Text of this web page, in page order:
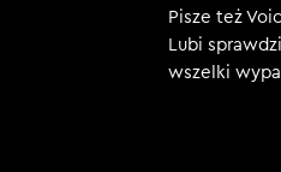
Pisze też
Lubi
wszelki